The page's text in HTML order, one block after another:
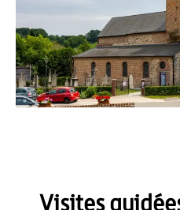
Visites